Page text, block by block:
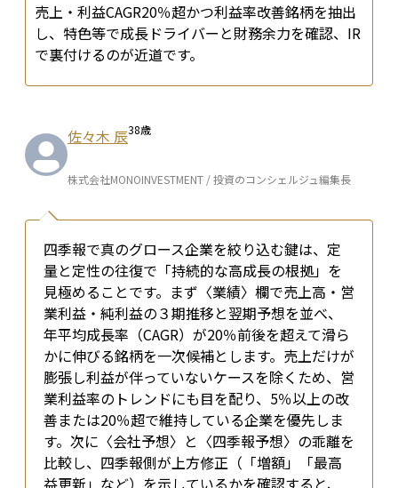
売上・利益CAGR20％超かつ利益率改善銘柄を抽出
し、特色等で成長ドライバーと財務余力を確認、IR
で裏付けるのが近道です。
佐々木 辰38歳
株式会社MONOINVESTMENT / 投資のコンシェルジュ編集長
四季報で真のグロース企業を絞り込む鍵は、定
量と定性の往復で「持続的な高成長の根拠」を
見極めることです。まず〈業績〉欄で売上高・営
業利益・純利益の３期推移と翌期予想を並べ、
年平均成長率（CAGR）が20％前後を超えて滑ら
かに伸びる銘柄を一次候補とします。売上だけが
膨張し利益が伴っていないケースを除くため、営
業利益率のトレンドにも目を配り、5％以上の改
善または20％超で維持している企業を優先しま
す。次に〈会社予想〉と〈四季報予想〉の乖離を
比較し、四季報側が上方修正（「増額」「最高